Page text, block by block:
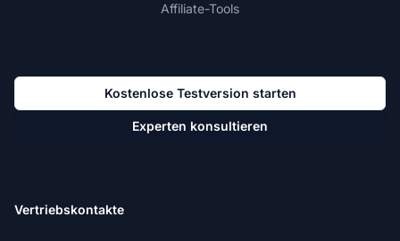
Affiliate-Tools
Kostenlose Testversion starten
Experten konsultieren
Vertriebskontakte